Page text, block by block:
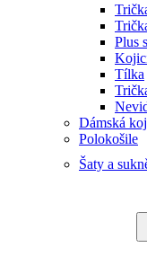
Plus
Tílka
Dámská
Polokošile
Šaty a